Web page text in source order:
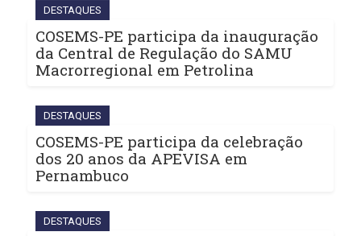
DESTAQUES
COSEMS-PE participa da inauguração
da Central de Regulação do SAMU
Macrorregional em Petrolina
DESTAQUES
COSEMS-PE participa da celebração
dos 20 anos da APEVISA em
Pernambuco
DESTAQUES